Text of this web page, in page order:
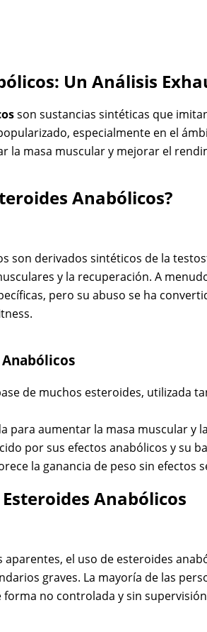
Un Análisis
son sustancias sintéticas que
especialmente en el
la masa muscular y mejorar el
Anabólicos?
son derivados sintéticos de la
y la recuperación. A
pero su abuso se ha
de muchos esteroides, utilizada
para aumentar la masa muscular y
por sus efectos anabólicos y su
la ganancia de peso sin efectos
Anabólicos
aparentes, el uso de esteroides
graves. La mayoría de las
no controlada y sin